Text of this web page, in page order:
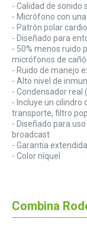
- Calidad de sonido
- Micrófono con
- Patrón polar
- Diseñado para
- 50% menos ruido
micrófonos de
- Ruido de manejo
- Alto nivel de
- Condensador real
- Incluye un
transporte, filtro
- Diseñado para
broadcast
- Garantía
- Color níquel
Combina